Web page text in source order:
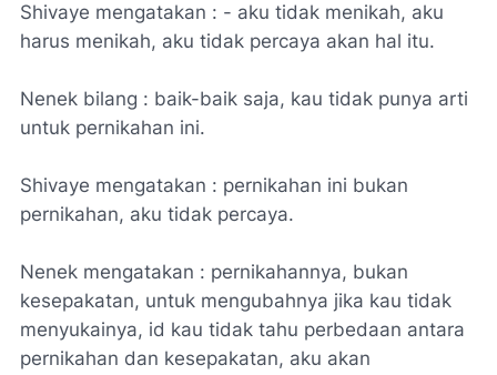
Shivaye mengatakan : - aku tidak menikah, aku
harus menikah, aku tidak percaya akan hal itu.
Nenek bilang : baik-baik saja, kau tidak punya arti
untuk pernikahan ini.
Shivaye mengatakan : pernikahan ini bukan
pernikahan, aku tidak percaya.
Nenek mengatakan : pernikahannya, bukan
kesepakatan, untuk mengubahnya jika kau tidak
menyukainya, id kau tidak tahu perbedaan antara
pernikahan dan kesepakatan, aku akan